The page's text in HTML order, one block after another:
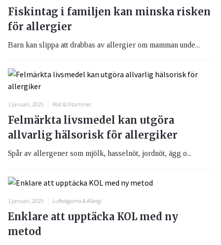
Fiskintag i familjen kan minska risken
för allergier
Barn kan slippa att drabbas av allergier om mamman unde...
1 januari, 2025 Mat & Vitaminer
Felmärkta livsmedel kan utgöra
allvarlig hälsorisk för allergiker
Spår av allergener som mjölk, hasselnöt, jordnöt, ägg o...
1 januari, 2025 Luftvägarna & Allergi
Enklare att upptäcka KOL med ny
metod